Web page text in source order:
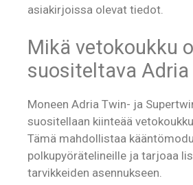
asiakirjoissa olevat tiedot.
Mikä vetokoukku
suositeltava Adria
Moneen Adria Twin- ja
suositellaan kiinteää
Tämä mahdollistaa
polkupyörätelineille ja tarjoaa
tarvikkeiden asennukseen.